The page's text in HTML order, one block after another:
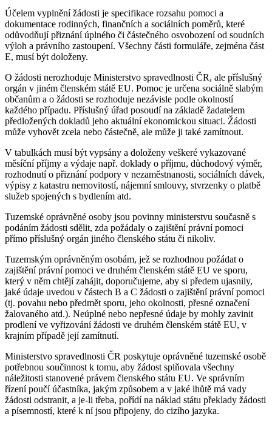
Účelem vyplnění žádosti je specifikace rozsahu pomoci a
dokumentace rodinných, finančních a sociálních poměrů, které
odůvodňují přiznání úplného či částečného osvobození od soudních
výloh a právního zastoupení. Všechny části formuláře, zejména část
E, musí být doloženy.
O žádosti nerozhoduje Ministerstvo spravedlnosti ČR, ale příslušný
orgán v jiném členském státě EU. Pomoc je určena sociálně slabým
občanům a o žádosti se rozhoduje nezávisle podle okolností
každého případu. Příslušný úřad posoudí na základě žadatelem
předložených dokladů jeho aktuální ekonomickou situaci. Žádosti
může vyhovět zcela nebo částečně, ale může ji také zamítnout.
V tabulkách musí být vypsány a doloženy veškeré vykazované
měsíční příjmy a výdaje např. doklady o příjmu, důchodový výměr,
rozhodnutí o přiznání podpory v nezaměstnanosti, sociálních dávek,
výpisy z katastru nemovitostí, nájemní smlouvy, stvrzenky o platbě
služeb spojených s bydlením atd.
Tuzemské oprávněné osoby jsou povinny ministerstvu současně s
podáním žádosti sdělit, zda požádaly o zajištění právní pomoci
přímo příslušný orgán jiného členského státu či nikoliv.
Tuzemským oprávněným osobám, jež se rozhodnou požádat o
zajištění právní pomoci ve druhém členském státě EU ve sporu,
který v něm chtějí zahájit, doporučujeme, aby si předem ujasnily,
jaké údaje uvedou v částech B a C žádosti o zajištění právní pomoci
(tj. povahu nebo předmět sporu, jeho okolnosti, přesné označení
žalovaného atd.). Neúplné nebo nepřesné údaje by mohly zavinit
prodlení ve vyřizování žádosti ve druhém členském státě EU, v
krajním případě její zamítnutí.
Ministerstvo spravedlnosti ČR poskytuje oprávněné tuzemské osobě
potřebnou součinnost k tomu, aby žádost splňovala všechny
náležitosti stanovené právem členského státu EU. Ve správním
řízení poučí účastníka, jakým způsobem a v jaké lhůtě má vady
žádosti odstranit, a je-li třeba, pořídí na náklad státu překlady žádosti
a písemností, které k ní jsou připojeny, do cizího jazyka.